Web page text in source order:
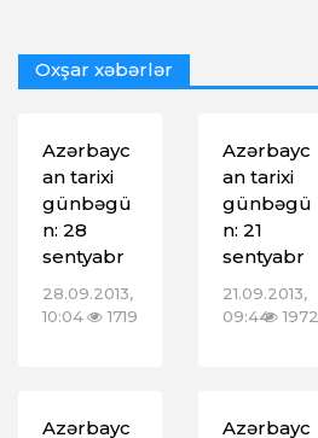
Oxşar xəbərlər
Azərbayc
an tarixi
günbəgü
n: 28
sentyabr
28.09.2013,
10:04
1719
Azərbayc
an tarixi
günbəgü
n: 21
sentyabr
21.09.2013,
09:44 1972
Azərbayc Azərbayc